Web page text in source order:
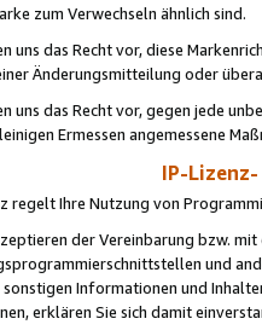
zum Verwechseln ähnlich sind.
uns das Recht vor, diese
Änderungsmitteilung oder
uns das Recht vor, gegen jede
Ermessen angemessene
IP-
regelt Ihre Nutzung von
der Vereinbarung bzw.
und
sonstigen Informationen und
erklären Sie sich damit